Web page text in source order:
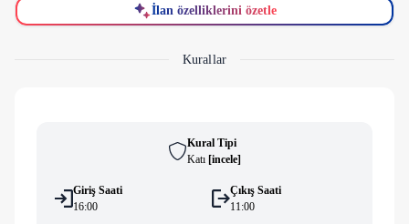
İlan özelliklerini özetle
Kurallar
Kural Tipi
Katı [i̇ncele]
Giriş Saati
16:00
Çıkış Saati
11:00